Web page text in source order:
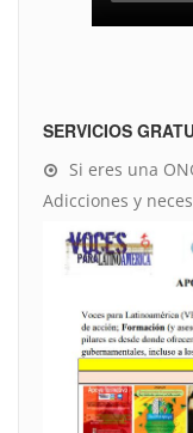
SERVICIOS
Si eres una
Adicciones y